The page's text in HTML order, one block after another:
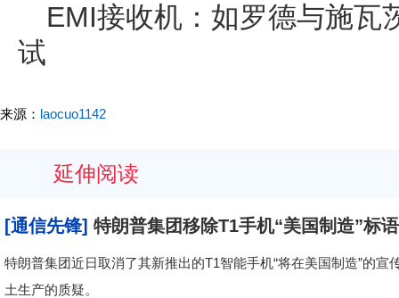
EMI接收机：如罗德与施瓦
试
来源： laocuo1142
延伸阅读
[通信先锋] 特朗普集团移除T1手机“美国制造”标
特朗普集团近日取消了其新推出的T1智能手机“将在美国制造”的
土生产的质疑。